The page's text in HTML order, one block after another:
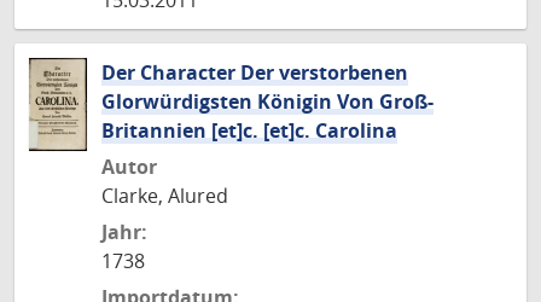
Der Character Der verstorbenen
Glorwürdigsten Königin Von Groß-
Britannien [et]c. [et]c. Carolina
Autor
Clarke, Alured
Jahr:
1738